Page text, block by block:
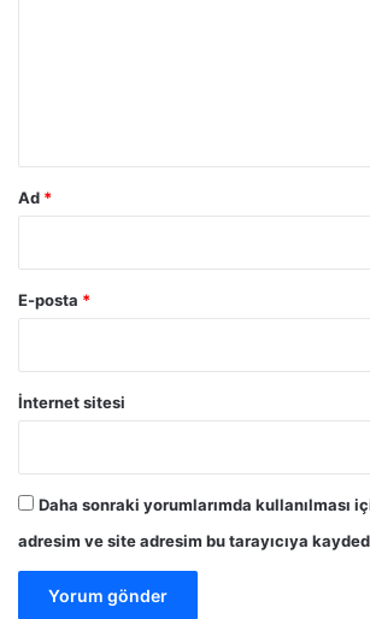
Ad *
E-posta *
İnternet sitesi
Daha sonraki yorumlarımda kullanılması
adresim ve site adresim bu tarayıcıya